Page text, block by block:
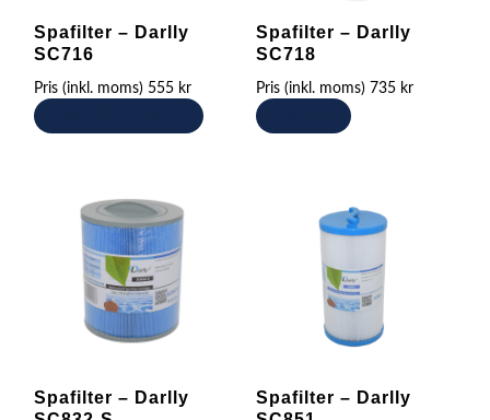
Spafilter – Darlly
SC716
Pris (inkl. moms) 555 kr
Spafilter – Darlly
SC718
Pris (inkl. moms) 735 kr
Spafilter – Darlly
Spafilter – Darlly